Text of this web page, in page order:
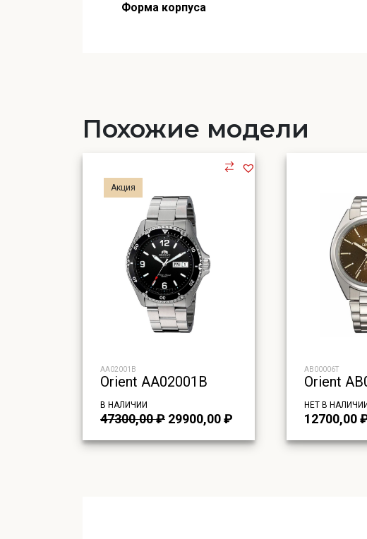
Форма корпуса
Похожие модели
Акция
AA02001B
Orient AA02001B
В НАЛИЧИИ
47300,00₽ Первоначальная
составляла
29900,00₽
29900,00 ₽.
AB00006T
Orient
НЕТ В НАЛИЧИИ
12700,00